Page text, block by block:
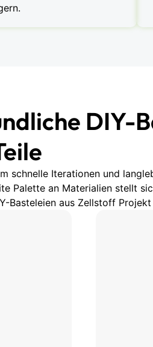
DIY-
schnelle Iterationen und
Palette an Materialien stellt
Basteleien aus Zellstoff